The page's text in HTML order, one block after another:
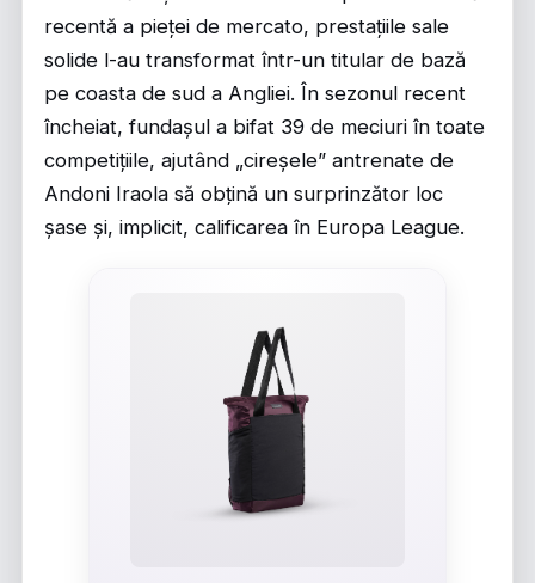
recentă a pieței de mercato, prestațiile sale
solide l-au transformat într-un titular de bază
pe coasta de sud a Angliei. În sezonul recent
încheiat, fundașul a bifat 39 de meciuri în toate
competițiile, ajutând „cireșele” antrenate de
Andoni Iraola să obțină un surprinzător loc
șase și, implicit, calificarea în Europa League.